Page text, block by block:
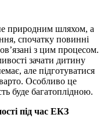
природним шляхом, а
спочатку повинні
з цим процесом.
зачати дитину
але підготуватися
Особливо це
буде багатоплідною.
під час ЕКЗ